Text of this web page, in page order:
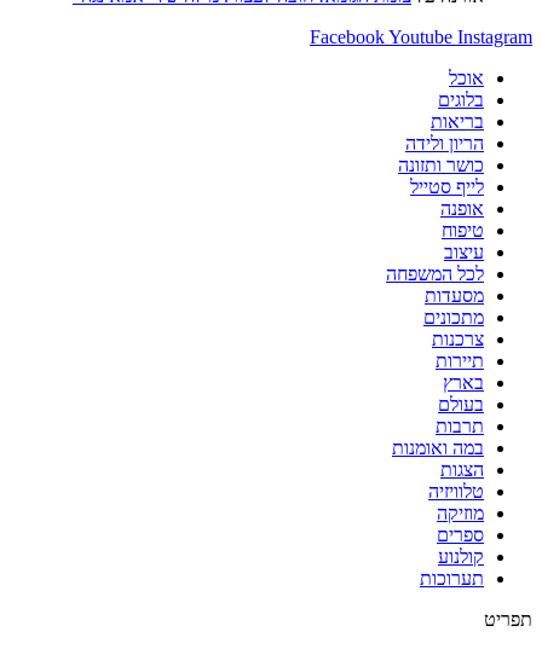
FacebookYoutube Instagram
אוכל
בלוגים
בריאות
הריון ולידה
כושר ותזונה
לייף סטייל
אופנה
טיפוח
עיצוב
לכל המשפחה
מסעדות
מתכונים
צרכנות
תיירות
בארץ
בעולם
תרבות
במה ואומנות
הצגות
טלוויזיה
מוזיקה
ספרים
קולנוע
תערוכות
תפריט